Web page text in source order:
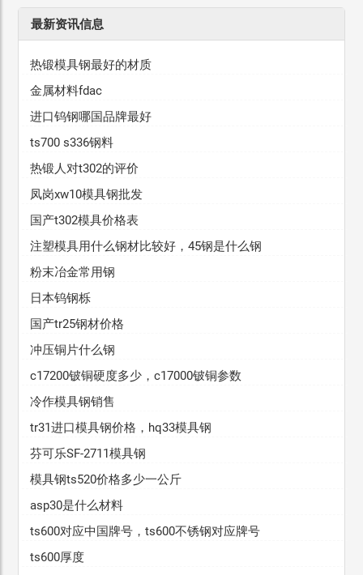
最新资讯信息
热锻模具钢最好的材质
金属材料fdac
进口钨钢哪国品牌最好
ts700 s336钢料
热锻人对t302的评价
凤岗xw10模具钢批发
国产t302模具价格表
注塑模具用什么钢材比较好，45钢是什么钢
粉末冶金常用钢
日本钨钢栎
国产tr25钢材价格
冲压铜片什么钢
c17200铍铜硬度多少，c17000铍铜参数
冷作模具钢销售
tr31进口模具钢价格，hq33模具钢
芬可乐SF-2711模具钢
模具钢ts520价格多少一公斤
asp30是什么材料
ts600对应中国牌号，ts600不锈钢对应牌号
ts600厚度